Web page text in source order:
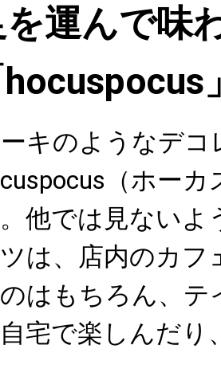
運んで味
キのようなデ
（ホー
他では見ない
は、店内のカフ
はもちろん、
宅で楽しんだり